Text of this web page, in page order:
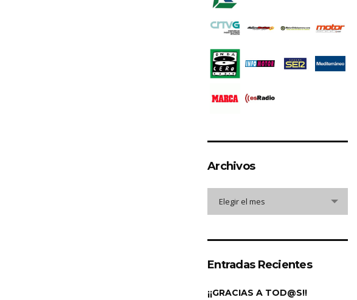
Archivos
Elegir el mes
Entradas Recientes
¡¡GRACIAS A TOD@S!!